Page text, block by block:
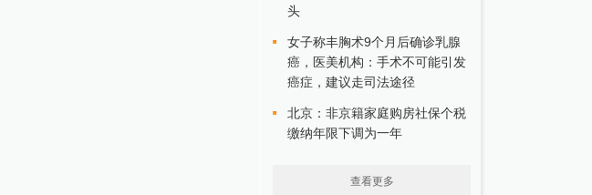
头
女子称丰胸术9个月后确诊乳腺
癌，医美机构：手术不可能引发
癌症，建议走司法途径
北京：非京籍家庭购房社保个税
缴纳年限下调为一年
查看更多